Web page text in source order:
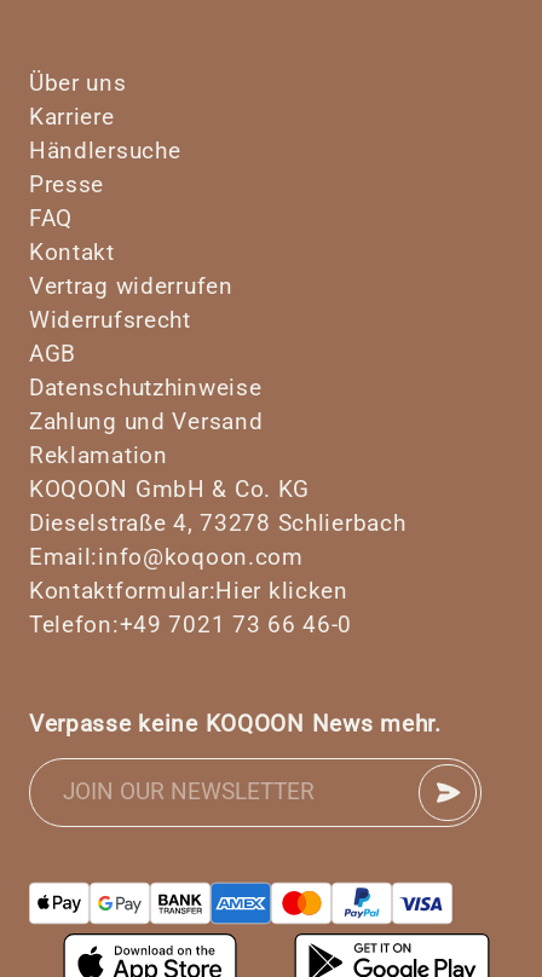
Über uns
Karriere
Händlersuche
Presse
FAQ
Kontakt
Vertrag widerrufen
Widerrufsrecht
AGB
Datenschutzhinweise
Zahlung und Versand
Reklamation
KOQOON GmbH & Co. KG
Dieselstraße 4, 73278 Schlierbach
Email:info@koqoon.com
Kontaktformular:Hier klicken
Telefon:+49 7021 73 66 46-0
Verpasse keine KOQOON News mehr.